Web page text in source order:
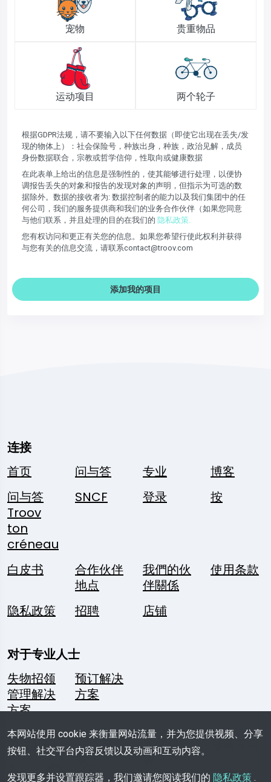
宠物 贵重物品
运动项目 两个轮子
根据GDPR法规，请不要输入以下任何数据（即使它出现在丢失/发
现的物体上）：社会保险号，种族出身，种族，政治见解，成员
身份数据联合，宗教或哲学信仰，性取向或健康数据
在此表单上给出的信息是强制性的，使其能够进行处理，以便协
调报告丢失的对象和报告的发现对象的声明，但指示为可选的数
据除外。数据的接收者为: 数据控制者的能力以及我们集团中的任
何公司，我们的服务提供商和我们的业务合作伙伴（如果您同意
与他们联系，并且处理的目的在我们的 隐私政策.
您有权访问和更正有关您的信息。如果您希望行使此权利并获得
与您有关的信息交流，请联系contact@troov.com
添加我的项目
连接
首页
问与答 专业
博客
问与答
Troov
ton
créneau
SNCF 登录 按
白皮书
合作伙伴
地点
我們的伙
伴關係
使用条款
隐私政策 招聘 店铺
对于专业人士
失物招领
管理解决
方案
预订解决
方案
关注我们
一个问
题？
媒体资料
袋
本网站使用 cookie 来衡量网站流量，并为您提供视频、分享
按钮、社交平台内容反馈以及动画和互动内容。
发现更多并设置跟踪器，我们邀请您阅读我们的 隐私政策 .